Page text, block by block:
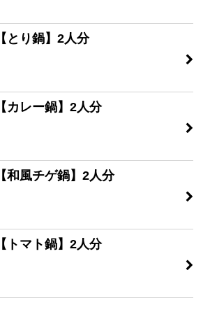
【とり鍋】2人分
【カレー鍋】2人分
【和風チゲ鍋】2人分
【トマト鍋】2人分